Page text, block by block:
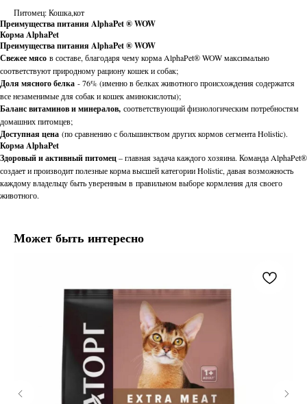
Питомец: Кошка,кот
Преимущества питания AlphaPet ® WOW
Корма AlphaРet
Преимущества питания AlphaPet ® WOW
Свежее мясо в составе, благодаря чему корма AlphaPet® WOW максимально
соответствуют природному рациону кошек и собак;
Доля мясного белка - 76% (именно в белках животного происхождения содержатся
все незаменимые для собак и кошек аминокислоты);
Баланс витаминов и минералов, соответствующий физиологическим потребностям
домашних питомцев;
Доступная цена (по сравнению с большинством других кормов сегмента Holistic).
Корма AlphaРet
Здоровый и активный питомец– главная задача каждого хозяина. Команда AlphaPet®
создает и производит полезные корма высшей категории Holistiс, давая возможность
каждому владельцу быть уверенным в правильном выборе кормления для своего
животного.
Может быть интересно